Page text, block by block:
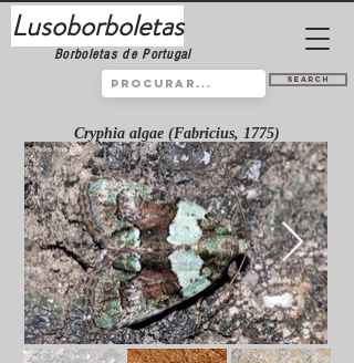
Lusoborboletas
Borboletas de Portugal
Search
Cryphia algae (Fabricius, 1775)